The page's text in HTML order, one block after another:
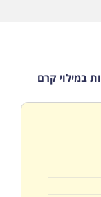
במילוי קרם